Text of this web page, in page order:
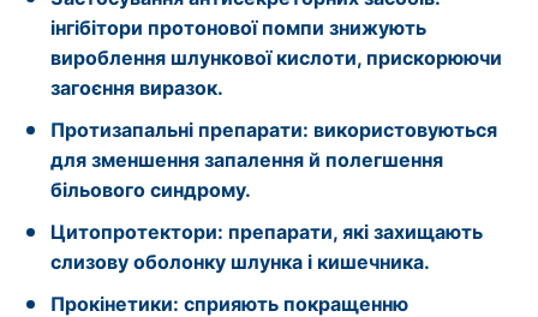
інгібітори протонової помпи знижують
вироблення шлункової кислоти, прискорюючи
загоєння виразок.
Протизапальні препарати: використовуються
для зменшення запалення й полегшення
більового синдрому.
Цитопротектори: препарати, які захищають
слизову оболонку шлунка і кишечника.
Прокінетики: сприяють покращенню